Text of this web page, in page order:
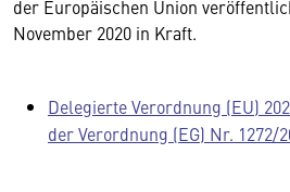
der Europäischen Union
November 2020 in Kraft.
Delegierte Verordnung (EU)
der Verordnung (EG) Nr. 1272/